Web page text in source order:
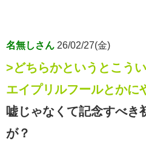
名無しさん 26/02/27(金)
>どちらかというとこう
エイプリルフールとかに
嘘じゃなくて記念すべき
が？